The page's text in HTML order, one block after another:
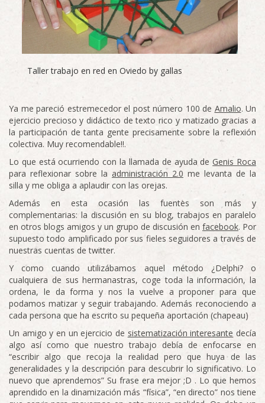
Taller trabajo en red en Oviedo by gallas
Ya me pareció estremecedor el post número 100 de Amalio. Un
ejercicio precioso y didáctico de texto rico y matizado gracias a
la participación de tanta gente precisamente sobre la reflexión
colectiva. Muy recomendable!!.
Lo que está ocurriendo con la llamada de ayuda deGenis Roca
para reflexionar sobre la administración 2.0 me levanta de la
silla y me obliga a aplaudir con las orejas.
Además en esta ocasión las fuentes son más y
complementarias: la discusión en su blog, trabajos en paralelo
en otros blogs amigos y un grupo de discusión en facebook. Por
supuesto todo amplificado por sus fieles seguidores a través de
nuestras cuentas de twitter.
Y como cuando utilizábamos aquel método ¿Delphi? o
cualquiera de sus hermanastras, coge toda la información, la
ordena, le da forma y nos la vuelve a proponer para que
podamos matizar y seguir trabajando. Además reconociendo a
cada persona que ha escrito su pequeña aportación (chapeau)
Un amigo y en un ejercicio de sistematización interesante decía
algo así como que nuestro trabajo debía de enfocarse en
“escribir algo que recoja la realidad pero que huya de las
generalidades y la descripción para descubrir lo significativo. Lo
nuevo que aprendemos” Su frase era mejor ;D . Lo que hemos
aprendido en la dinamización más “física”, “en directo” nos tiene